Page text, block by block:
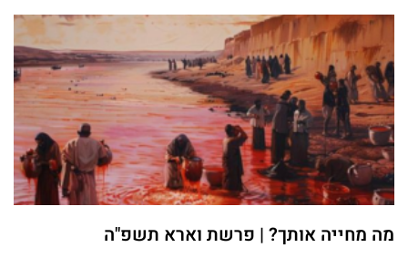
מה מחייה אותך? | פרשת וארא תשפ"ה